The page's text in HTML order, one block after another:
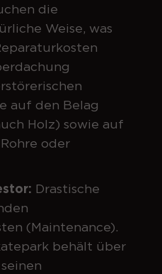
die
Weise, was
auf den Belag
Holz) sowie auf
oder
Drastische
(Maintenance).
behält über